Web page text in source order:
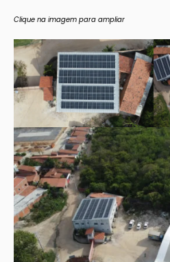
Clique na imagem para ampliar